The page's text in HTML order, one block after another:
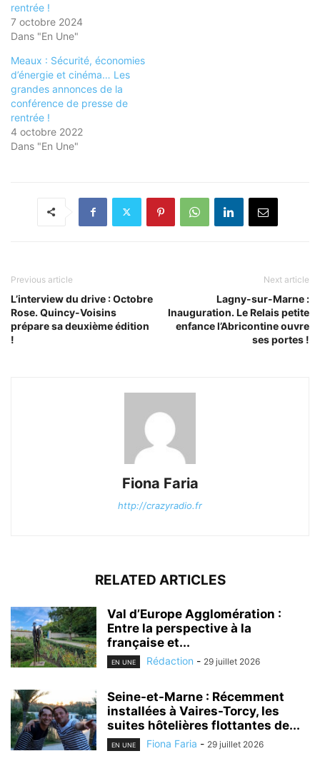
rentrée !
7 octobre 2024
Dans "En Une"
Meaux : Sécurité, économies
d’énergie et cinéma… Les
grandes annonces de la
conférence de presse de
rentrée !
4 octobre 2022
Dans "En Une"
Previous article
L’interview du drive : Octobre
Rose. Quincy-Voisins
prépare sa deuxième édition
!
Next article
Lagny-sur-Marne :
Inauguration. Le Relais petite
enfance l’Abricontine ouvre
ses portes !
Fiona Faria
http://crazyradio.fr
RELATED ARTICLES
Val d’Europe Agglomération :
Entre la perspective à la
française et...
EN UNE Rédaction - 29 juillet 2026
Seine-et-Marne : Récemment
installées à Vaires-Torcy, les
suites hôtelières flottantes de...
EN UNE Fiona Faria - 29 juillet 2026